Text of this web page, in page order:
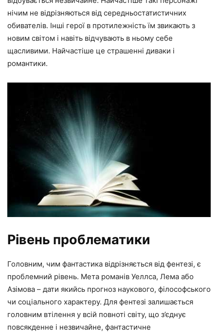
нічим не відрізняються від середньостатистичних
обивателів. Інші герої в протилежність їм звикають з
новим світом і навіть відчувають в ньому себе
щасливими. Найчастіше це страшенні диваки і
романтики.
Рівень проблематики
Головним, чим фантастика відрізняється від фентезі, є
проблемний рівень. Мета романів Уеллса, Лема або
Азімова – дати якийсь прогноз наукового, філософського
чи соціального характеру. Для фентезі залишається
головним втілення у всій повноті світу, що з’єднує
повсякденне і незвичайне, фантастичне